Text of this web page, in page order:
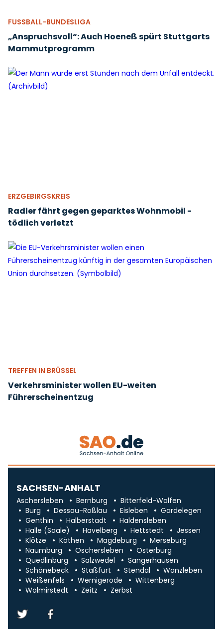
FUSSBALL-BUNDESLIGA
„Anspruchsvoll“: Auch Hoeneß spürt Stuttgarts
Mammutprogramm
ERZGEBIRGSKREIS
Radler fährt gegen geparktes Wohnmobil -
tödlich verletzt
TREFFEN IN BRÜSSEL
Verkehrsminister wollen EU-weiten
Führerscheinentzug
SACHSEN-ANHALT
Aschersleben Bernburg
Bitterfeld-Wolfen
Burg
Dessau-Roßlau Eisleben
Gardelegen
Genthin
Halberstadt
Haldensleben
Halle (Saale)
Havelberg Hettstedt
Jessen
Klötze
Köthen Magdeburg
Merseburg
Naumburg
Oschersleben
Osterburg
Quedlinburg
Salzwedel
Sangerhausen
Schönebeck
Staßfurt Stendal
Wanzleben
Weißenfels
Wernigerode
Wittenberg
Wolmirstedt
Zeitz Zerbst